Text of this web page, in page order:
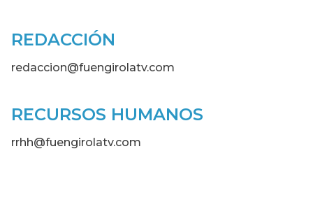
REDACCIÓN
redaccion@fuengirolatv.com
RECURSOS HUMANOS
rrhh@fuengirolatv.com